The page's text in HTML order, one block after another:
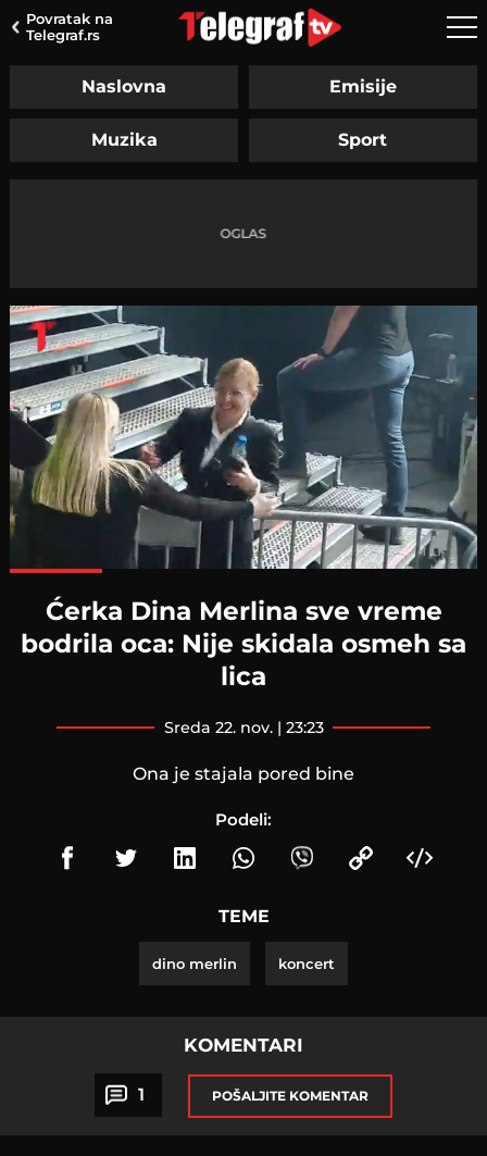
Povratak na
Telegraf.rs
Naslovna Emisije
Muzika Sport
Ćerka Dina Merlina sve vreme
bodrila oca: Nije skidala osmeh sa
lica
sreda 22. nov. | 23:23
Ona je stajala pored bine
Podeli:
TEME
dino merlin koncert
KOMENTARI
1 POŠALJITE KOMENTAR